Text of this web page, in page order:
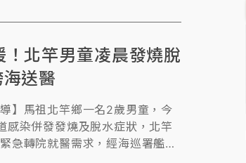
北竿男童凌晨發燒脫
送醫
】馬祖北竿鄉一名2歲男童，今
感染併發發燒及脫水症狀，北竿
急轉院就醫需求，經海巡署艦隊